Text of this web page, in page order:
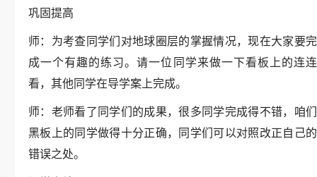
巩固提高
师：为考查同学们对地球圈层的掌握情况，现在大家要完
成一个有趣的练习。请一位同学来做一下看板上的连连
看，其他同学在导学案上完成。
师：老师看了同学们的成果，很多同学完成得不错，咱们
黑板上的同学做得十分正确，同学们可以对照改正自己的
错误之处。